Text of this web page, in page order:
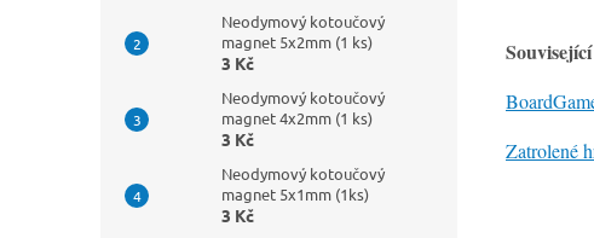
Neodymový kotoučový
magnet 5x2mm (1 ks)
3 Kč
Neodymový kotoučový
magnet 4x2mm (1 ks)
3 Kč
Neodymový kotoučový
magnet 5x1mm (1ks)
3 Kč
Zatrolené